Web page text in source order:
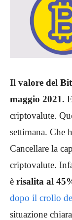
Il valore del
maggio 2021.
criptovalute.
settimana. Che
Cancellare la
criptovalute.
è risalita al
dopo il crollo
situazione